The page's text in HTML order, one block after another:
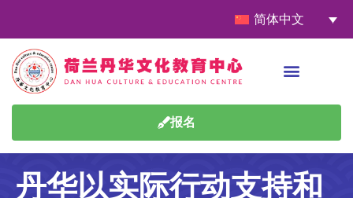
简体中文
报名
丹华以实际行动支持和